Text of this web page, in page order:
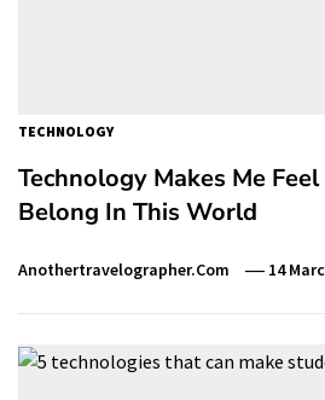
TECHNOLOGY
Technology Makes Me
Belong In This World
Anothertravelographer.com 14